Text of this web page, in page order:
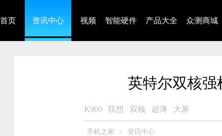
首页 资讯中心 视频 智能硬件 产品大全 众测商城
英特尔双核强
K900 联想 双核 超薄 大屏
手机之家 > 资讯中心